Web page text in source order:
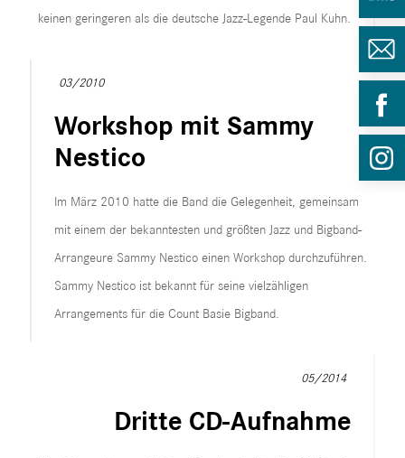
keinen geringeren als die deutsche Jazz-Legende Paul Kuhn.
03/2010
Workshop mit Sammy
Nestico
Im März 2010 hatte die Band die Gelegenheit, gemeinsam
mit einem der bekanntesten und größten Jazz und Bigband-
Arrangeure Sammy Nestico einen Workshop durchzuführen.
Sammy Nestico ist bekannt für seine vielzähligen
Arrangements für die Count Basie Bigband.
05/2014
Dritte CD-Aufnahme